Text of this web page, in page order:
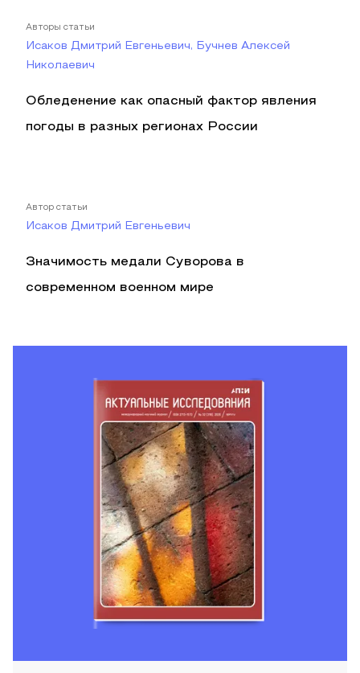
Авторы статьи
Исаков Дмитрий Евгеньевич, Бучнев Алексей
Николаевич
Обледенение как опасный фактор явления
погоды в разных регионах России
Автор статьи
Исаков Дмитрий Евгеньевич
Значимость медали Суворова в
современном военном мире